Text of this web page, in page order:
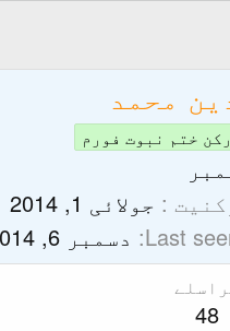
محمد
رکن ختم نبوت فورم
جولائی 1, 2014
Last دسمبر 6, 2014
48